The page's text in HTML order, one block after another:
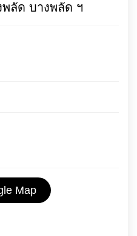
ลัด บางพลัด ฯ
Map